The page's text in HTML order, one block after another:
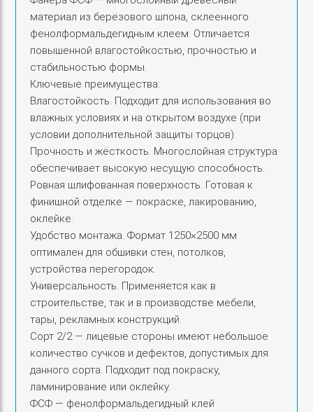
материал из берёзового шпона, склеенного
фенолформальдегидным клеем. Отличается
повышенной влагостойкостью, прочностью и
стабильностью формы.
Ключевые преимущества:
Влагостойкость. Подходит для использования во
влажных условиях и на открытом воздухе (при
условии дополнительной защиты торцов).
Прочность и жёсткость. Многослойная структура
обеспечивает высокую несущую способность.
Ровная шлифованная поверхность. Готовая к
финишной отделке — покраске, лакированию,
оклейке.
Удобство монтажа. Формат 1250×2500 мм
оптимален для обшивки стен, потолков,
устройства перегородок.
Универсальность. Применяется как в
строительстве, так и в производстве мебели,
тары, рекламных конструкций.
Сорт 2/2 — лицевые стороны имеют небольшое
количество сучков и дефектов, допустимых для
данного сорта. Подходит под покраску,
ламинирование или оклейку.
ФСФ — фенолформальдегидный клей